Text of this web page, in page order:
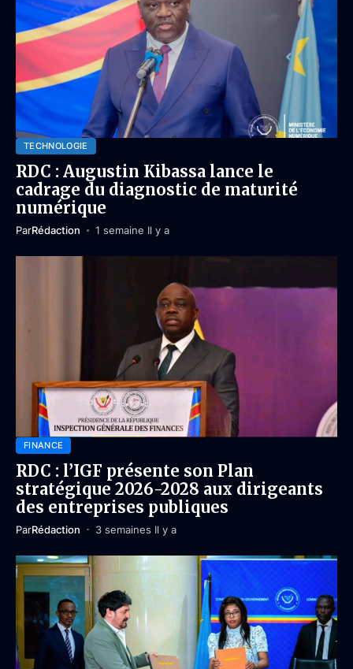
TECHNOLOGIE
RDC : Augustin Kibassa lance le
cadrage du diagnostic de maturité
numérique
ParRédaction 1 semaine Il y a
FINANCE
RDC : l’IGF présente son Plan
stratégique 2026-2028 aux dirigeants
des entreprises publiques
ParRédaction 3 semaines Il y a